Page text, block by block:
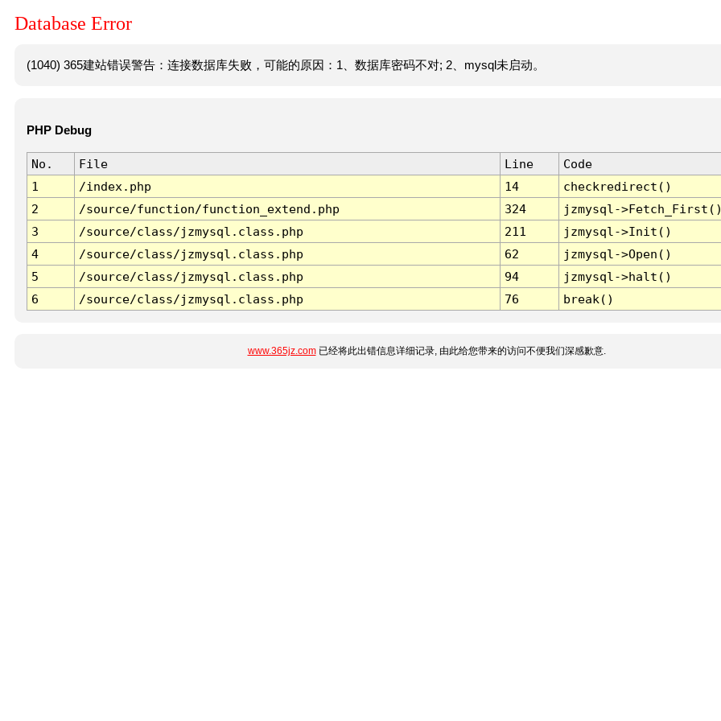
Database Error
(1040) 365建站错误警告：连接数据库失败，可能的原因：1、数据库密码不对; 2、mysql未启动。
PHP Debug
No. File Line
Code
1
/index.php 14
checkredirect()
2
/source/function/function_extend.php 324
jzmysql-
3
/source/class/jzmysql.class.php 211
jzmysql->Init()
4
/source/class/jzmysql.class.php 62
jzmysql->Open()
5
/source/class/jzmysql.class.php 94
jzmysql->halt()
6
/source/class/jzmysql.class.php 76 break()
www.365jz.com已经将此出错信息详细记录, 由此给您带来的访问不便我们深感歉意.